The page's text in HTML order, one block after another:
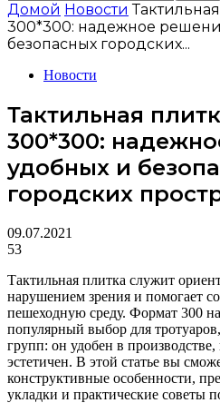
Домой Новости
300*300: надежное
безопасных городских...
Новости
Тактильная
300*300:
удобных и
городских
09.07.2021
53
Тактильная плитка служит
нарушением зрения и помогает
пешеходную среду. Формат 300
популярный выбор для
групп: он удобен в
эстетичен. В этой статье вы
конструктивные особенности,
укладки и практические советы